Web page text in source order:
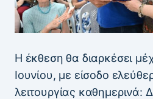
Η έκθεση θα διαρκέσει
Ιουνίου, με είσοδο
λειτουργίας καθημερινά: